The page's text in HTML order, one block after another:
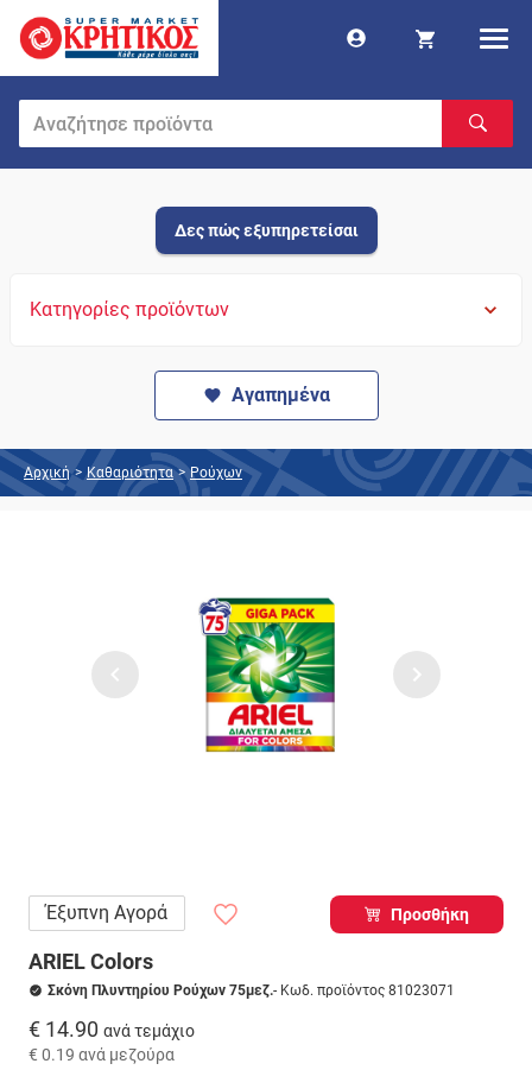
Δες πώς εξυπηρετείσαι
Κατηγορίες προϊόντων
Αγαπημένα
Αρχική > Καθαριότητα > Ρούχων
Έξυπνη Αγορά Προσθήκη
ARIEL Colors
Σκόνη Πλυντηρίου Ρούχων 75μεζ.- Κωδ. προϊόντος 81023071
€ 14.90 ανά τεμάχιο
€ 0.19 ανά μεζούρα